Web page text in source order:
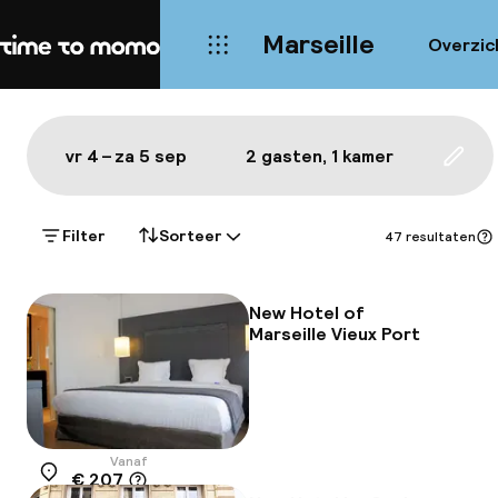
Home Marseille
Kaart Marseille: de beste
Toon op de kaart:
vr 4 – za 5 sep 2 gasten, 1 kamer
Filter Sorteer 47 resultaten
New Hotel of
Marseille Vieux Port
Locatie
Vanaf
€ 207